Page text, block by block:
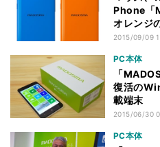
Phone「
オレンジ
2015/09/09
PC本体
「
復活の
載端末
2015/06/30
PC本体